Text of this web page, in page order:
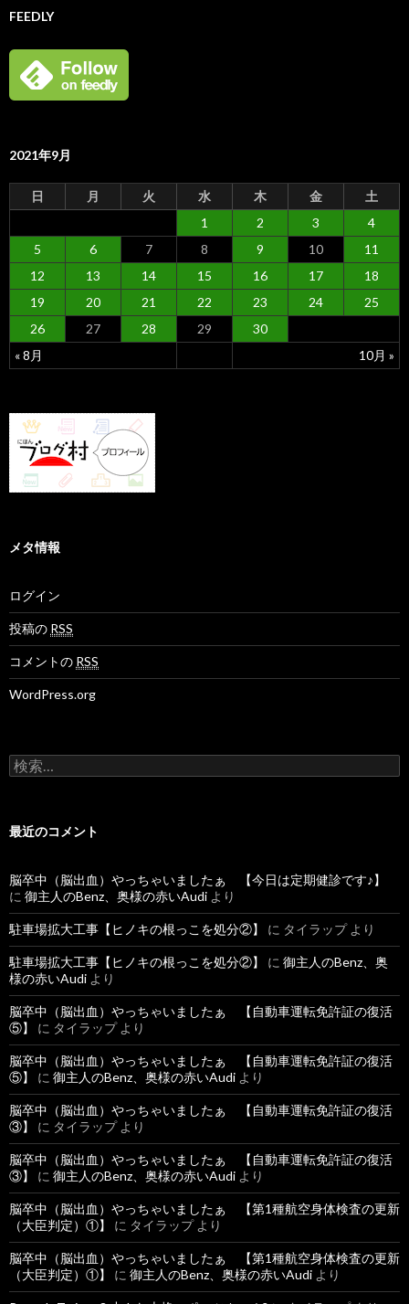
FEEDLY
2021年9月
日 月 火 水 木 金 土
« 8月 10月 »
1 2 3
4
5
6 7 8 9 10
11
12
13 14 15 16 17
18
19
20 21 22 23 24
25
26
27 28 29 30
メタ情報
ログイン
投稿の RSS
コメントの RSS
WordPress.org
検
索
最近のコメント
脳卒中（脳出血）やっちゃいましたぁ 【今日は定期健診です♪】
に 御主人のBenz、奥様の赤いAudi より
駐車場拡大工事【ヒノキの根っこを処分②】 に タイラップより
駐車場拡大工事【ヒノキの根っこを処分②】 に 御主人のBenz、奥
様の赤いAudi より
脳卒中（脳出血）やっちゃいましたぁ 【自動車運転免許証の復活
⑤】
に タイラップより
脳卒中（脳出血）やっちゃいましたぁ 【自動車運転免許証の復活
⑤】
に 御主人のBenz、奥様の赤いAudi より
脳卒中（脳出血）やっちゃいましたぁ 【自動車運転免許証の復活
③】
に タイラップより
脳卒中（脳出血）やっちゃいましたぁ 【自動車運転免許証の復活
③】
に 御主人のBenz、奥様の赤いAudi より
脳卒中（脳出血）やっちゃいましたぁ 【第1種航空身体検査の更新
（大臣判定）①】
に タイラップより
脳卒中（脳出血）やっちゃいましたぁ 【第1種航空身体検査の更新
（大臣判定）①】
に 御主人のBenz、奥様の赤いAudi より